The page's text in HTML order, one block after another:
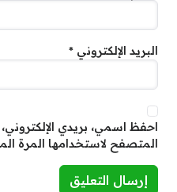
البريد الإلكتروني *
احفظ اسمي، بريدي
المتصفح لاستخدامها المرة